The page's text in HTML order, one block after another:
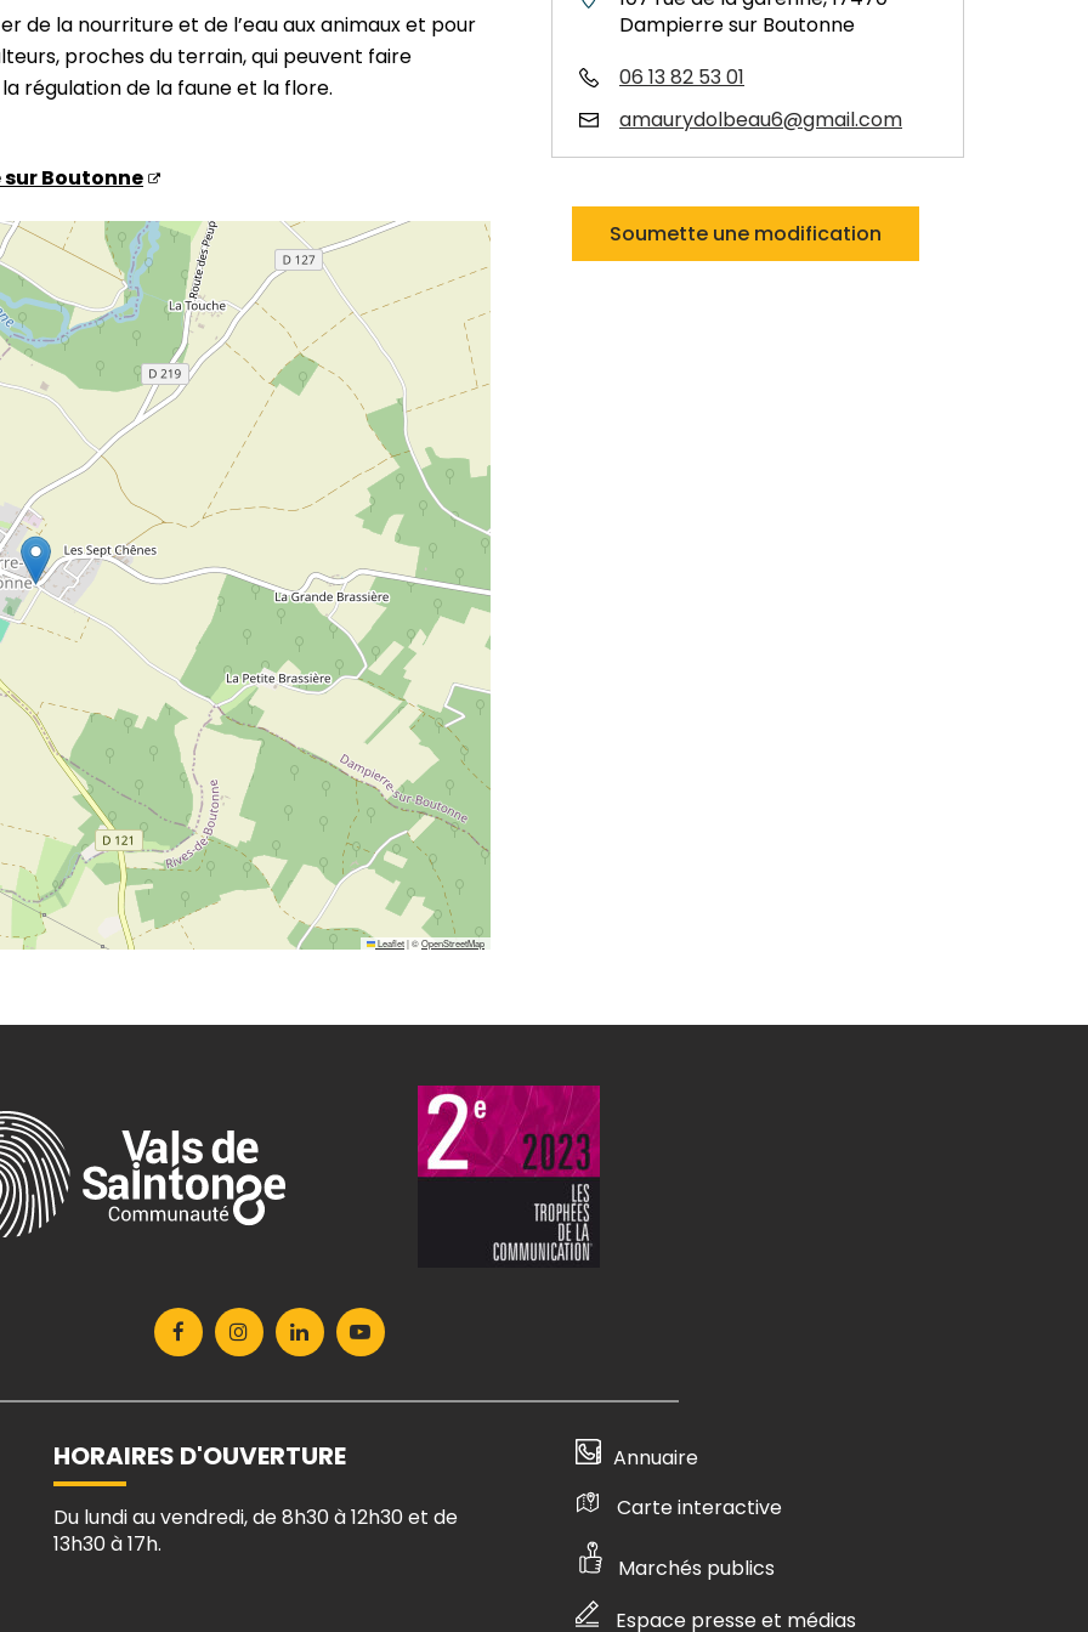
de la nourriture et de l’eau aux animaux et pour
proches du terrain, qui peuvent faire
régulation de la faune et la flore.
sur Boutonne
Leaflet|©OpenStreetMap
Dampierre sur Boutonne
06 13 82 53 01
amaurydolbeau6@gmail.com
Soumette une modification
Lien
vers
Facebook
Lien
vers
Instagram
Lien
vers
Linkedin
Lien
vers
HORAIRES D'OUVERTURE
Du lundi au vendredi, de 8h30 à 12h30 et de
13h30 à 17h.
Annuaire
Carte interactive
Marchés publics
Espace presse et médias